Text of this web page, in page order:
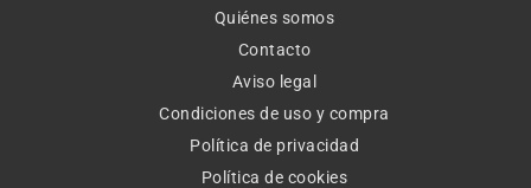
Quiénes somos
Contacto
Aviso legal
Condiciones de uso y compra
Política de privacidad
Política de cookies